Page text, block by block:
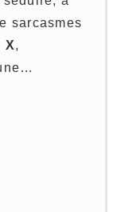
sarcasmes
X,